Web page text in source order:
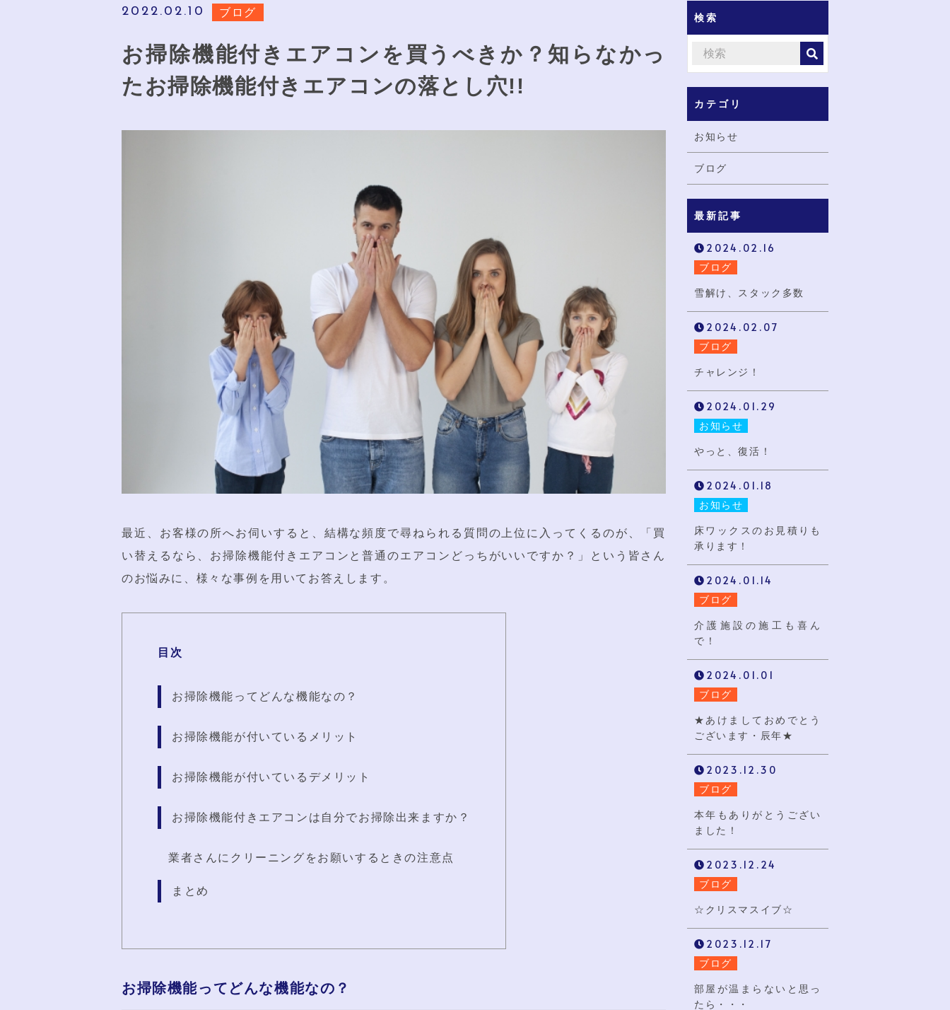
2022.02.10 ブログ
お掃除機能付きエアコンを買うべきか？知らなかっ
たお掃除機能付きエアコンの落とし穴!!
最近、お客様の所へお伺いすると、結構な頻度で尋ねられる質問の上位に入ってくるのが、「買
い替えるなら、お掃除機能付きエアコンと普通のエアコンどっちがいいですか？」という皆さん
のお悩みに、様々な事例を用いてお答えします。
目次
お掃除機能ってどんな機能なの？
お掃除機能が付いているメリット
お掃除機能が付いているデメリット
お掃除機能付きエアコンは自分でお掃除出来ますか？
業者さんにクリーニングをお願いするときの注意点
まとめ
お掃除機能ってどんな機能なの？
検索
カテゴリ
お知らせ
ブログ
最新記事
2024.02.16
ブログ
雪解け、スタック多数
2024.02.07
ブログ
チャレンジ！
2024.01.29
お知らせ
やっと、復活！
2024.01.18
お知らせ
床ワックスのお見積りも
承ります！
2024.01.14
ブログ
介護施設の施工も喜ん
で！
2024.01.01
ブログ
★あけましておめでとう
ございます・辰年★
2023.12.30
ブログ
本年もありがとうござい
ました！
2023.12.24
ブログ
☆クリスマスイブ☆
2023.12.17
ブログ
部屋が温まらないと思っ
たら・・・